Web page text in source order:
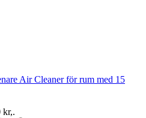
Air Cleaner för rum med 15
kr,.